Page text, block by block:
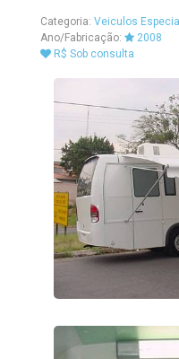
Categoria: Veiculos
Ano/Fabricação:
2008
R$ Sob consulta